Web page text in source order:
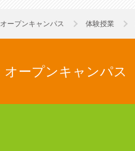
オープンキャンパス 体験授業
オープンキャンパス